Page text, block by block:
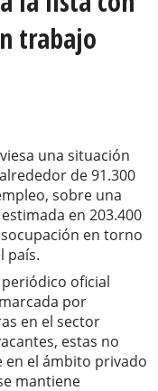
trabajo
una situación
de 91.300
sobre una
en 203.400
en torno
país.
oficial
por
en el sector
estas no
en el ámbito privado
mantiene